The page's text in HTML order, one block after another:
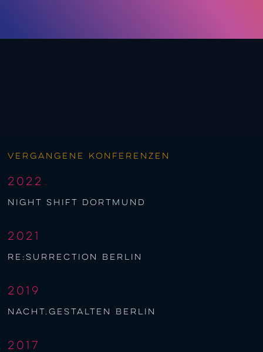
Vergangene Konferenzen
2022
night shift Dortmund
2021
re:surrection berlin
2019
nacht.gestalten berlin
2017